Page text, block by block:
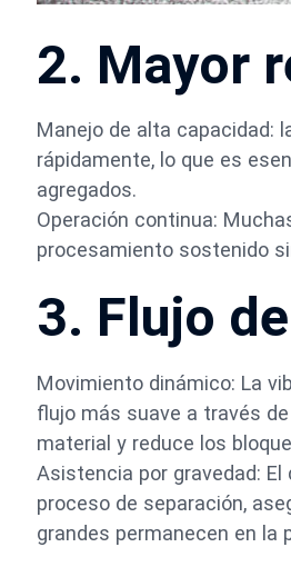
2. Mayor
Manejo de alta capacidad:
rápidamente, lo que es
agregados.
Operación continua:
procesamiento sostenido
3. Flujo
Movimiento dinámico: La
flujo más suave a través
material y reduce los
Asistencia por gravedad:
proceso de separación,
grandes permanecen en la